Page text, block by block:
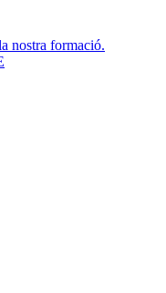
nostra formació.